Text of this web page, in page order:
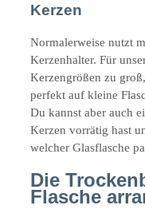
Kerzen
Normalerweise nutzt
Kerzenhalter. Für
Kerzengrößen zu
perfekt auf kleine
Du kannst aber auch
Kerzen vorrätig hast
welcher Glasflasche
Die
Flasche